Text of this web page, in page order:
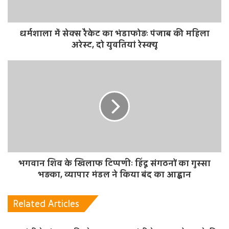
धर्मशाला में सेक्स रैकेट का भंडाफोड़ः पंजाब की महिला
अरेस्ट, दो युवतियां रेस्क्यू
भगवान शिव के खिलाफ टिप्पणीः हिंदू संगठनों का गुस्सा
भड़का, व्यापार मंडल ने किया बंद का आह्वान
Related Articles